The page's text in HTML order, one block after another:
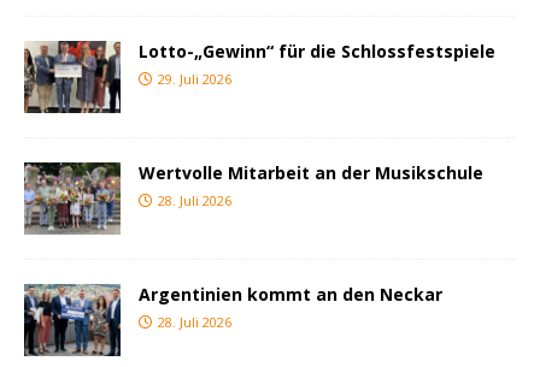
Lotto-„Gewinn“ für die Schlossfestspiele
29. Juli 2026
Wertvolle Mitarbeit an der Musikschule
28. Juli 2026
Argentinien kommt an den Neckar
28. Juli 2026